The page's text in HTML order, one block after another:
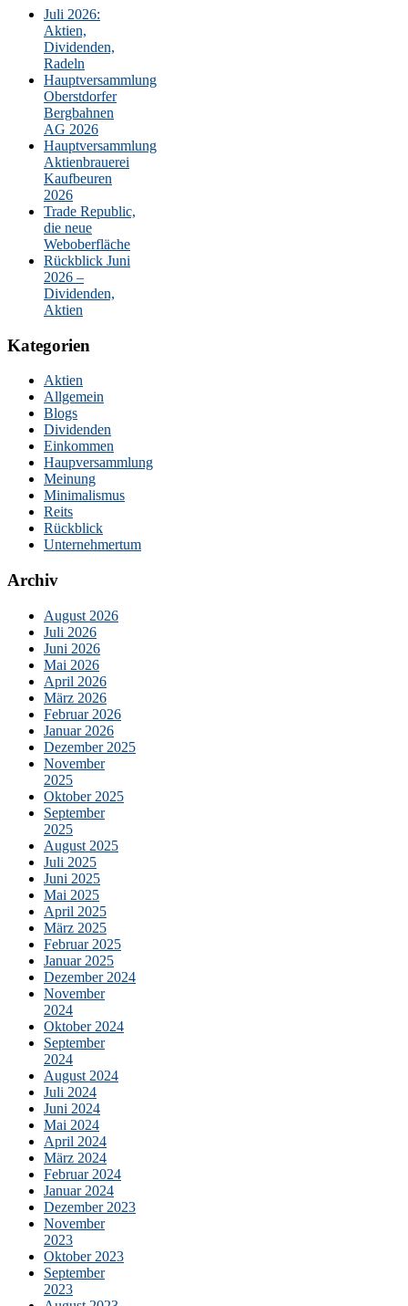
Juli 2026:
Aktien,
Dividenden,
Radeln
Hauptversammlung
Oberstdorfer
Bergbahnen
AG 2026
Hauptversammlung
Aktienbrauerei
Kaufbeuren
2026
Trade Republic,
die neue
Weboberfläche
Rückblick Juni
2026 –
Dividenden,
Aktien
Kategorien
Aktien
Allgemein
Blogs
Dividenden
Einkommen
Haupversammlung
Meinung
Minimalismus
Reits
Rückblick
Unternehmertum
Archiv
August 2026
Juli 2026
Juni 2026
Mai 2026
April 2026
März 2026
Februar 2026
Januar 2026
Dezember 2025
November
2025
Oktober 2025
September
2025
August 2025
Juli 2025
Juni 2025
Mai 2025
April 2025
März 2025
Februar 2025
Januar 2025
Dezember 2024
November
2024
Oktober 2024
September
2024
August 2024
Juli 2024
Juni 2024
Mai 2024
April 2024
März 2024
Februar 2024
Januar 2024
Dezember 2023
November
2023
Oktober 2023
September
2023